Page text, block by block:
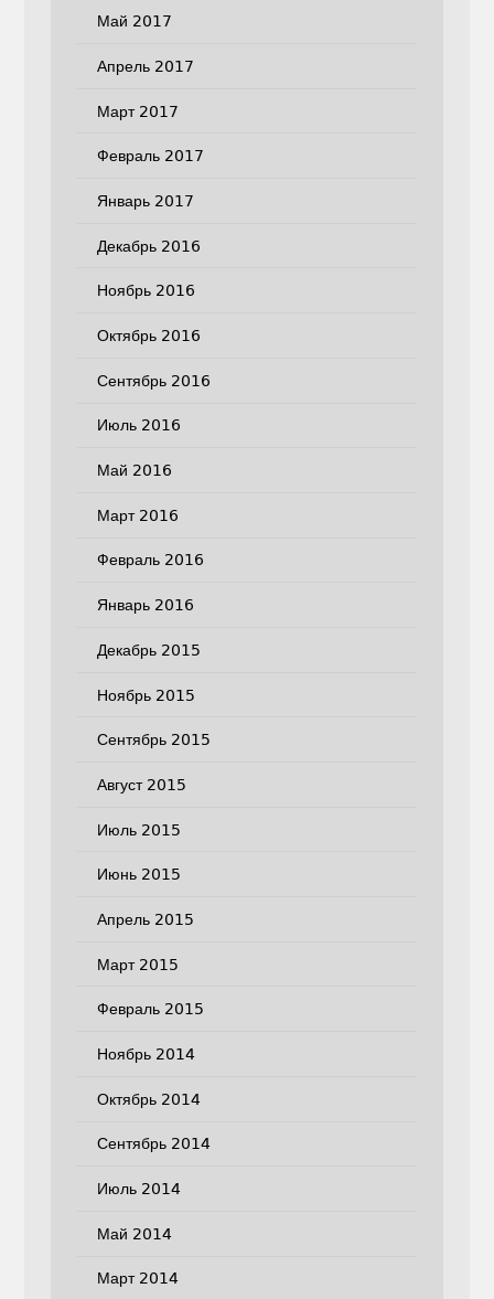
Май 2017
Апрель 2017
Март 2017
Февраль 2017
Январь 2017
Декабрь 2016
Ноябрь 2016
Октябрь 2016
Сентябрь 2016
Июль 2016
Май 2016
Март 2016
Февраль 2016
Январь 2016
Декабрь 2015
Ноябрь 2015
Сентябрь 2015
Август 2015
Июль 2015
Июнь 2015
Апрель 2015
Март 2015
Февраль 2015
Ноябрь 2014
Октябрь 2014
Сентябрь 2014
Июль 2014
Май 2014
Март 2014